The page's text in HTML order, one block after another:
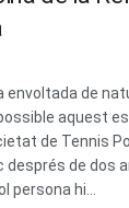
envoltada de
aquest
de Tennis
després de dos
persona hi...